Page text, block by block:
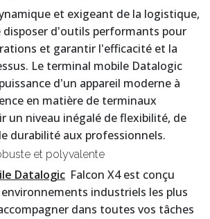
et exigeant de la logistique,
disposer d'outils performants pour
et garantir l'efficacité et la
Le terminal mobile Datalogic
d'un appareil moderne à
en matière de terminaux
un niveau inégalé de flexibilité, de
durabilité aux professionnels.
et polyvalente
Datalogic Falcon X4 est conçu
industriels les plus
dans toutes vos tâches